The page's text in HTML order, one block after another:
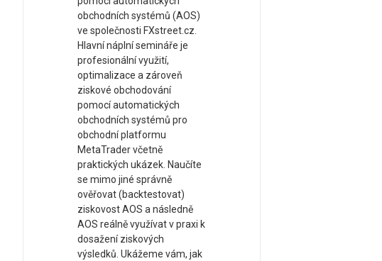
obchodních systémů (AOS)
ve společnosti FXstreet.cz.
Hlavní náplní semináře je
profesionální využití,
optimalizace a zároveň
ziskové obchodování
pomocí automatických
obchodních systémů pro
obchodní platformu
MetaTrader včetně
praktických ukázek. Naučíte
se mimo jiné správně
ověřovat (backtestovat)
ziskovost AOS a následně
AOS reálně využívat v praxi k
dosažení ziskových
výsledků. Ukážeme vám, jak